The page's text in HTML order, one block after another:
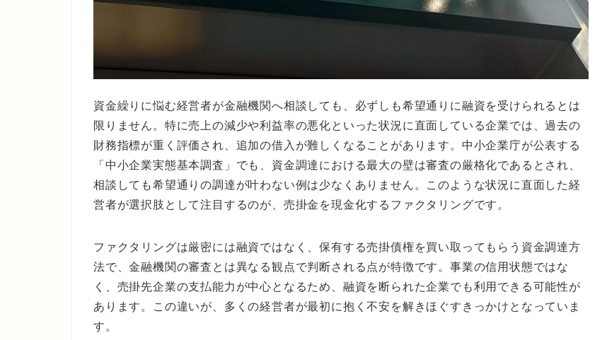
資金繰りに悩む経営者が金融機関へ相談しても、必ずしも希望通りに融資を受けられるとは
限りません。特に売上の減少や利益率の悪化といった状況に直面している企業では、過去の
財務指標が重く評価され、追加の借入が難しくなることがあります。中小企業庁が公表する
「中小企業実態基本調査」でも、資金調達における最大の壁は審査の厳格化であるとされ、
相談しても希望通りの調達が叶わない例は少なくありません。このような状況に直面した経
営者が選択肢として注目するのが、売掛金を現金化するファクタリングです。
ファクタリングは厳密には融資ではなく、保有する売掛債権を買い取ってもらう資金調達方
法で、金融機関の審査とは異なる観点で判断される点が特徴です。事業の信用状態ではな
く、売掛先企業の支払能力が中心となるため、融資を断られた企業でも利用できる可能性が
あります。この違いが、多くの経営者が最初に抱く不安を解きほぐすきっかけとなっていま
す。